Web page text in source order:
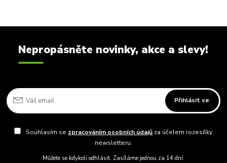
Nepropásněte novinky, akce a slevy!
Přihlásit se
Souhlasím se zpracováním osobních údajů za účelem rozesílky
newsletteru.
Můžete se kdykoli odhlásit. Zasíláme jednou za 14 dní.